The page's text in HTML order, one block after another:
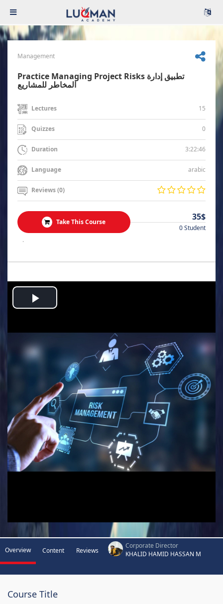
Management
Practice Managing Project Risks تطبيق إدارة
المخاطر للمشاريع
Lectures 15
Quizzes 0
Duration 3:22:46
Language arabic
Reviews (0)
Take This Course 35$
0 Student
.
Play
Video
Overview Content Reviews
Corporate Director
KHALID HAMID HASSAN M
Course Title